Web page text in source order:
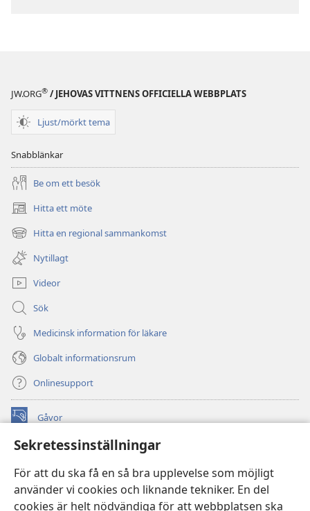
Sekretessinställningar
För att du ska få en så bra upplevelse som möjligt
använder vi cookies och liknande tekniker. En del
cookies är helt nödvändiga för att webbplatsen ska
JW.ORG® / JEHOVAS VITTNENS OFFICIELLA WEBBPLATS
Ljust/mörkt tema
Snabblänkar
Be om ett besök
Hitta ett möte
(öppnar
nytt
fönster)
Hitta en regional sammankomst
(öppnar
nytt
fönster)
Nytillagt
Videor
Sök
Medicinsk information för läkare
Globalt informationsrum
Onlinesupport
Gåvor
(öppnar
fönster) Watchtower ONLINE LIBRARY™
nytt
fönster)JW Hub ®
(öppnar
nytt